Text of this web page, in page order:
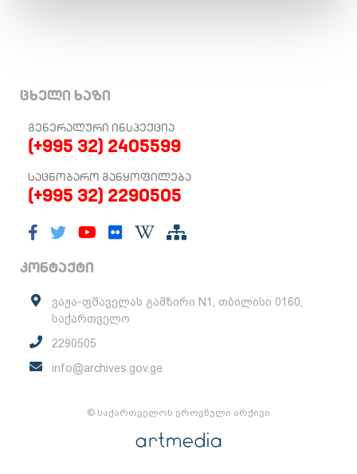
ცხელი ხაზი
ᲒᲔᲜᲔᲠᲐᲚᲣᲠᲘ ᲘᲜᲡᲞᲔᲥᲪᲘᲐ
(+995 32) 2405599
ᲡᲐᲪᲜᲝᲑᲐᲠᲝ ᲒᲐᲜᲧᲝᲤᲘᲚᲔᲑᲐ
(+995 32) 2290505
კონტაქტი
ვაჟა-ფშაველას გამზირი N1, თბილისი 0160,
საქართველო
2290505
info@archives.gov.ge
© საქართველოს ეროვნული არქივი